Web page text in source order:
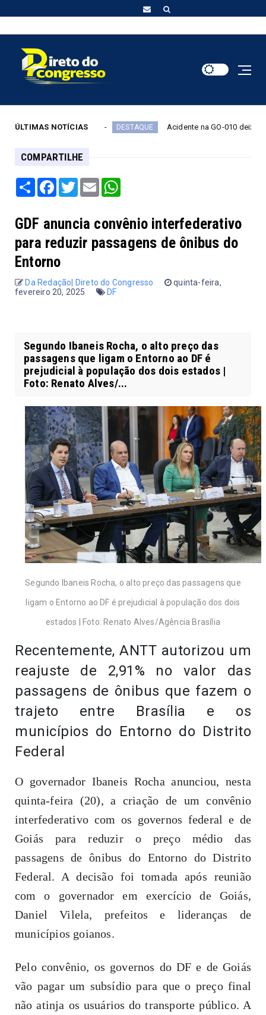
ÚLTIMAS NOTÍCIAS
STF DESTAQUE Acidente na GO-010 deixa cinco mortos,
COMPARTILHE
Share Facebook
TwitterEmail
GDF anuncia convênio interfederativo
para reduzir passagens de ônibus do
Entorno
Da Redação| Direto do Congresso
quinta-feira,
fevereiro 20, 2025
DF
Segundo Ibaneis Rocha, o alto preço das
passagens que ligam o Entorno ao DF é
prejudicial à população dos dois estados |
Foto: Renato Alves/...
Segundo Ibaneis Rocha, o alto preço das passagens que
ligam o Entorno ao DF é prejudicial à população dos dois
estados | Foto: Renato Alves/Agência Brasília
Recentemente, ANTT autorizou um
reajuste de 2,91% no valor das
passagens de ônibus que fazem o
trajeto entre Brasília e os
municípios do Entorno do Distrito
Federal
O governador Ibaneis Rocha anunciou, nesta
quinta-feira (20), a criação de um convênio
interfederativo com os governos federal e de
Goiás para reduzir o preço médio das
passagens de ônibus do Entorno do Distrito
Federal. A decisão foi tomada após reunião
com o governador em exercício de Goiás,
Daniel Vilela, prefeitos e lideranças de
municípios goianos.
Pelo convênio, os governos do DF e de Goiás
vão pagar um subsídio para que o preço final
não atinja os usuários do transporte público. A